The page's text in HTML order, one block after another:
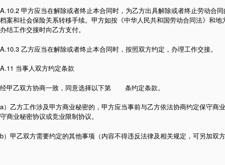
A.10.2 甲方应当在解除或者终止本合同时，为乙方出具解除或者终止劳动合
档案和社会保险关系转移手续。甲方如按《中华人民共和国劳动合同法》和
办结工作交接时向乙方支付。
A.10.3 乙方应当在解除或者终止本合同时，按照双方约定，办理工作交接。
A.11 当事人双方约定条款
经甲乙双方协商一致，同意选择以下第 条约定条款。
a）乙方工作涉及甲方商业秘密的，甲方应当事前与乙方依法协商约定保守商
守商业秘密协议或竞业限制协议。
b）甲乙双方需要约定的其他事项（内容不得违反法律及相关规定，可另加双